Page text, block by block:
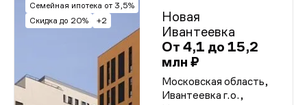
Семейная ипотека от 3,5%
Скидка до 20%
+2
Новая
Ивантеевка
От 4,1 до 15,2
млн ₽
Московская область,
Ивантеевка г.о.,